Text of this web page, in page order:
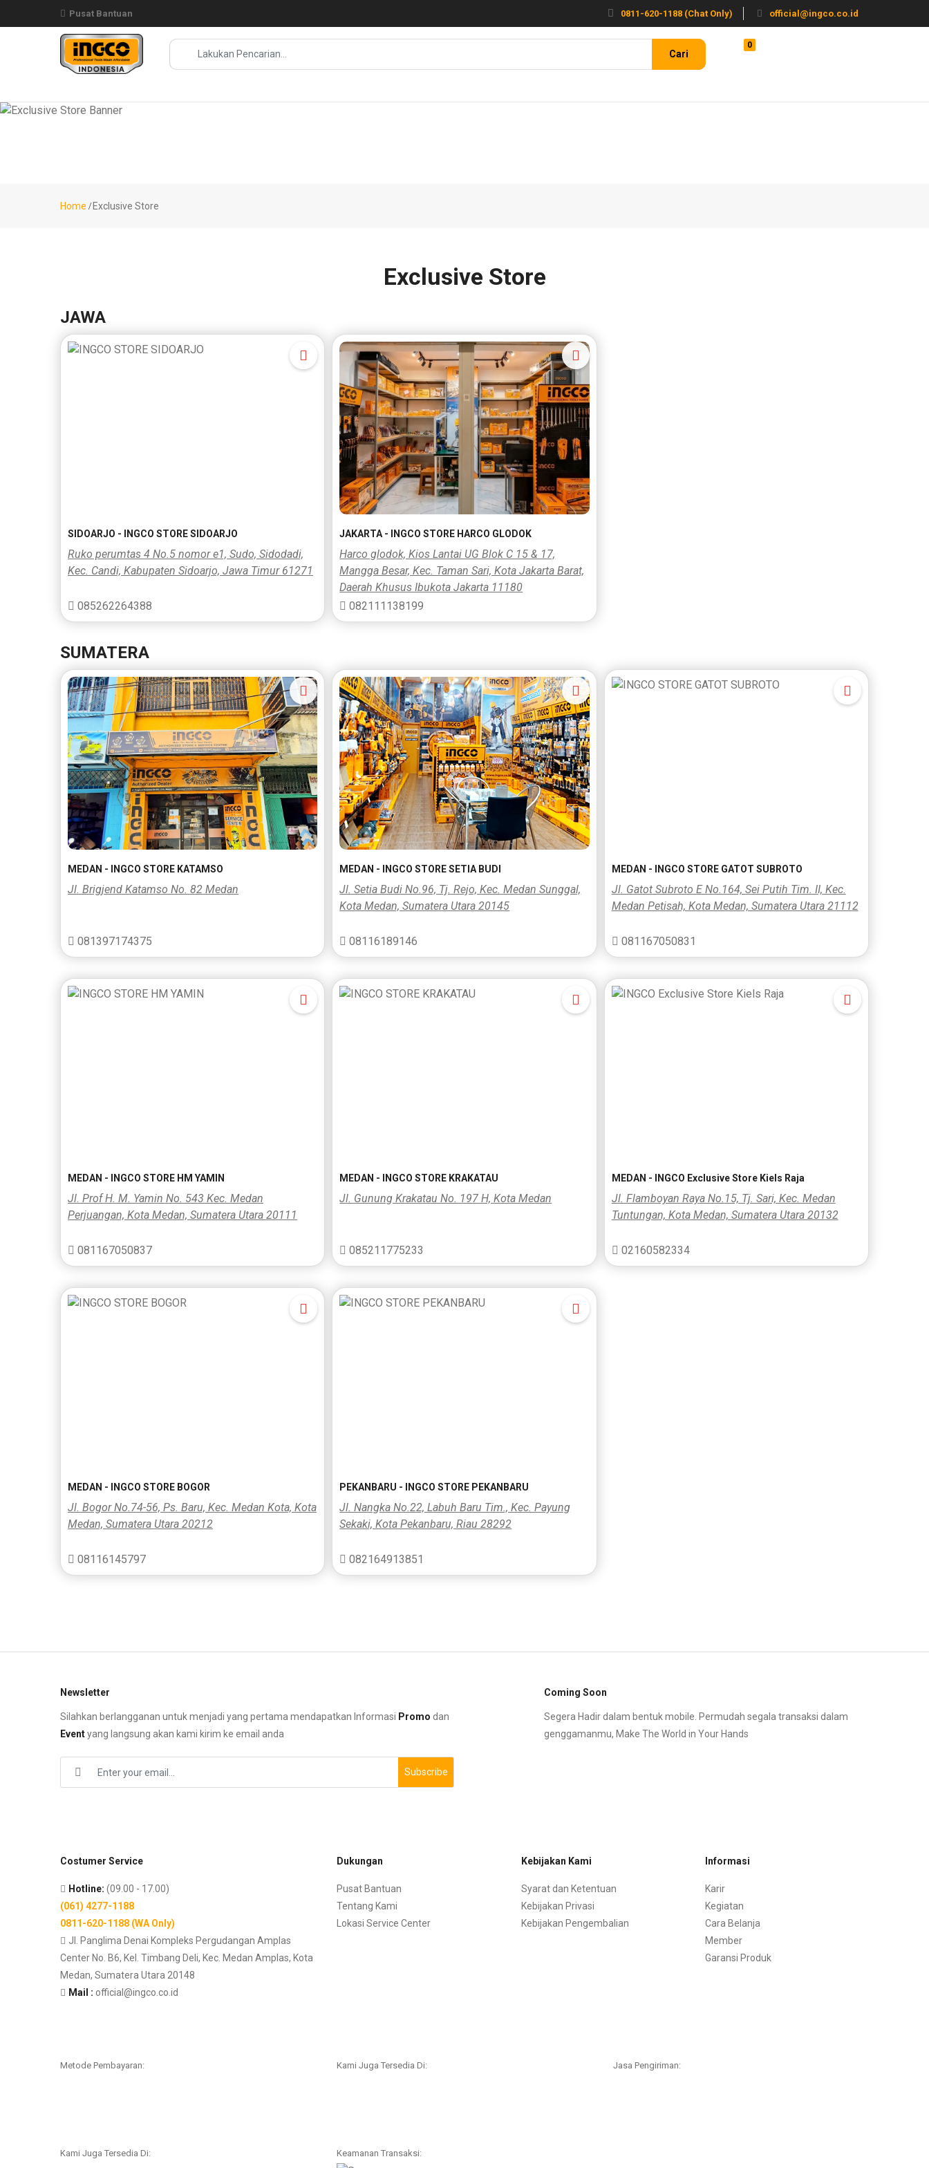
Pusat Bantuan 0811-620-1188 (Chat Only) official@ingco.co.id
Cari
0
Pencarian
Home Exclusive Store
Exclusive Store
JAWA
SIDOARJO - INGCO STORE SIDOARJO
Ruko perumtas 4 No.5 nomor e1, Sudo, Sidodadi,
Kec. Candi, Kabupaten Sidoarjo, Jawa Timur 61271
085262264388
JAKARTA - INGCO STORE HARCO GLODOK
Harco glodok, Kios Lantai UG Blok C 15 & 17,
Mangga Besar, Kec. Taman Sari, Kota Jakarta Barat,
Daerah Khusus Ibukota Jakarta 11180
082111138199
SUMATERA
MEDAN - INGCO STORE KATAMSO
Jl. Brigjend Katamso No. 82 Medan
081397174375
MEDAN - INGCO STORE SETIA BUDI
Jl. Setia Budi No.96, Tj. Rejo, Kec. Medan Sunggal,
Kota Medan, Sumatera Utara 20145
08116189146
MEDAN - INGCO STORE GATOT SUBROTO
Jl. Gatot Subroto E No.164, Sei Putih Tim. II, Kec.
Medan Petisah, Kota Medan, Sumatera Utara 21112
081167050831
MEDAN - INGCO STORE HM YAMIN
Jl. Prof H. M. Yamin No. 543 Kec. Medan
Perjuangan, Kota Medan, Sumatera Utara 20111
081167050837
MEDAN - INGCO STORE KRAKATAU
Jl. Gunung Krakatau No. 197 H, Kota Medan
085211775233
MEDAN - INGCO Exclusive Store Kiels Raja
Jl. Flamboyan Raya No.15, Tj. Sari, Kec. Medan
Tuntungan, Kota Medan, Sumatera Utara 20132
02160582334
MEDAN - INGCO STORE BOGOR
Jl. Bogor No.74-56, Ps. Baru, Kec. Medan Kota, Kota
Medan, Sumatera Utara 20212
08116145797
PEKANBARU - INGCO STORE PEKANBARU
Jl. Nangka No.22, Labuh Baru Tim., Kec. Payung
Sekaki, Kota Pekanbaru, Riau 28292
082164913851
Newsletter
Silahkan berlangganan untuk menjadi yang pertama mendapatkan Informasi Promo dan
Eventyang langsung akan kami kirim ke email anda
Subscribe
Coming Soon
Segera Hadir dalam bentuk mobile. Permudah segala transaksi dalam
genggamanmu, Make The World in Your Hands
Costumer Service
Hotline: (09.00 - 17.00)
(061) 4277-1188
0811-620-1188 (WA Only)
Jl. Panglima Denai Kompleks Pergudangan Amplas
Center No. B6, Kel. Timbang Deli, Kec. Medan Amplas, Kota
Medan, Sumatera Utara 20148
Mail : official@ingco.co.id
Dukungan
Pusat Bantuan
Tentang Kami
Lokasi Service Center
Kebijakan Kami
Syarat dan Ketentuan
Kebijakan Privasi
Kebijakan Pengembalian
Informasi
Karir
Kegiatan
Cara Belanja
Member
Garansi Produk
Metode Pembayaran: Kami Juga Tersedia Di: Jasa Pengiriman:
Kami Juga Tersedia Di: Keamanan Transaksi: